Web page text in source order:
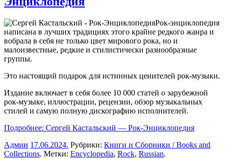
Рок-энциклопедия
написана в лучших традициях этого крайне редкого жанра и
вобрала в себя не только цвет мирового рока, но и
малоизвестные, редкие и стилистически разнообразные
группы.
Это настоящий подарок для истинных ценителей рок-музыки.
Издание включает в себя более 10 000 статей о зарубежной
рок-музыке, иллюстрации, рецензии, обзор музыкальных
стилей и самую полную дискографию исполнителей.
Подробнее: Сергей Кастальский — Рок-Энциклопедия
Админ 17.06.2024. Рубрики: Книги и Сборники / Books and
Collections. Метки: Encyclopedia, Rock, Russian.